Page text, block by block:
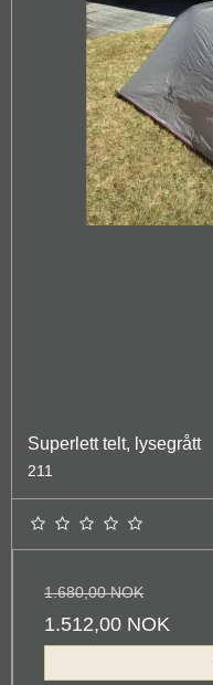
Superlett telt, lysegrått
211
1.680,00 NOK
1.512,00 NOK